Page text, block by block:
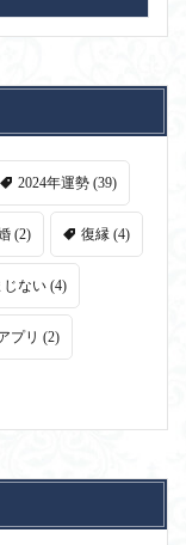
2024年運勢 (39)
(2) 復縁 (4)
じない (4)
プリ (2)